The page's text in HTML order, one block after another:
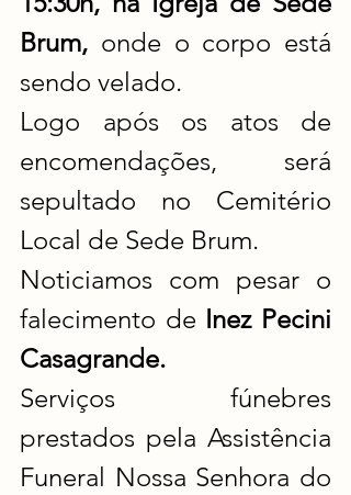
Brum, onde o corpo está
sendo velado.
Logo após os atos de
encomendações, será
sepultado no Cemitério
Local de Sede Brum.
Noticiamos com pesar o
falecimento de Inez Pecini
Casagrande.
Serviços fúnebres
prestados pela Assistência
Funeral Nossa Senhora do